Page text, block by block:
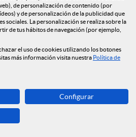
de Ingenieros ha reforzado su
el lanzamiento del nuevo
que estará disponible para sus
de colaborar en la concesión
de personalización de contenido (por
y de personalización de la publicidad que
sociales. La personalización se realiza sobre la
de tus hábitos de navegación (por ejemplo,
el uso de cookies utilizando los botones
más información visita nuestra Política de
Configurar